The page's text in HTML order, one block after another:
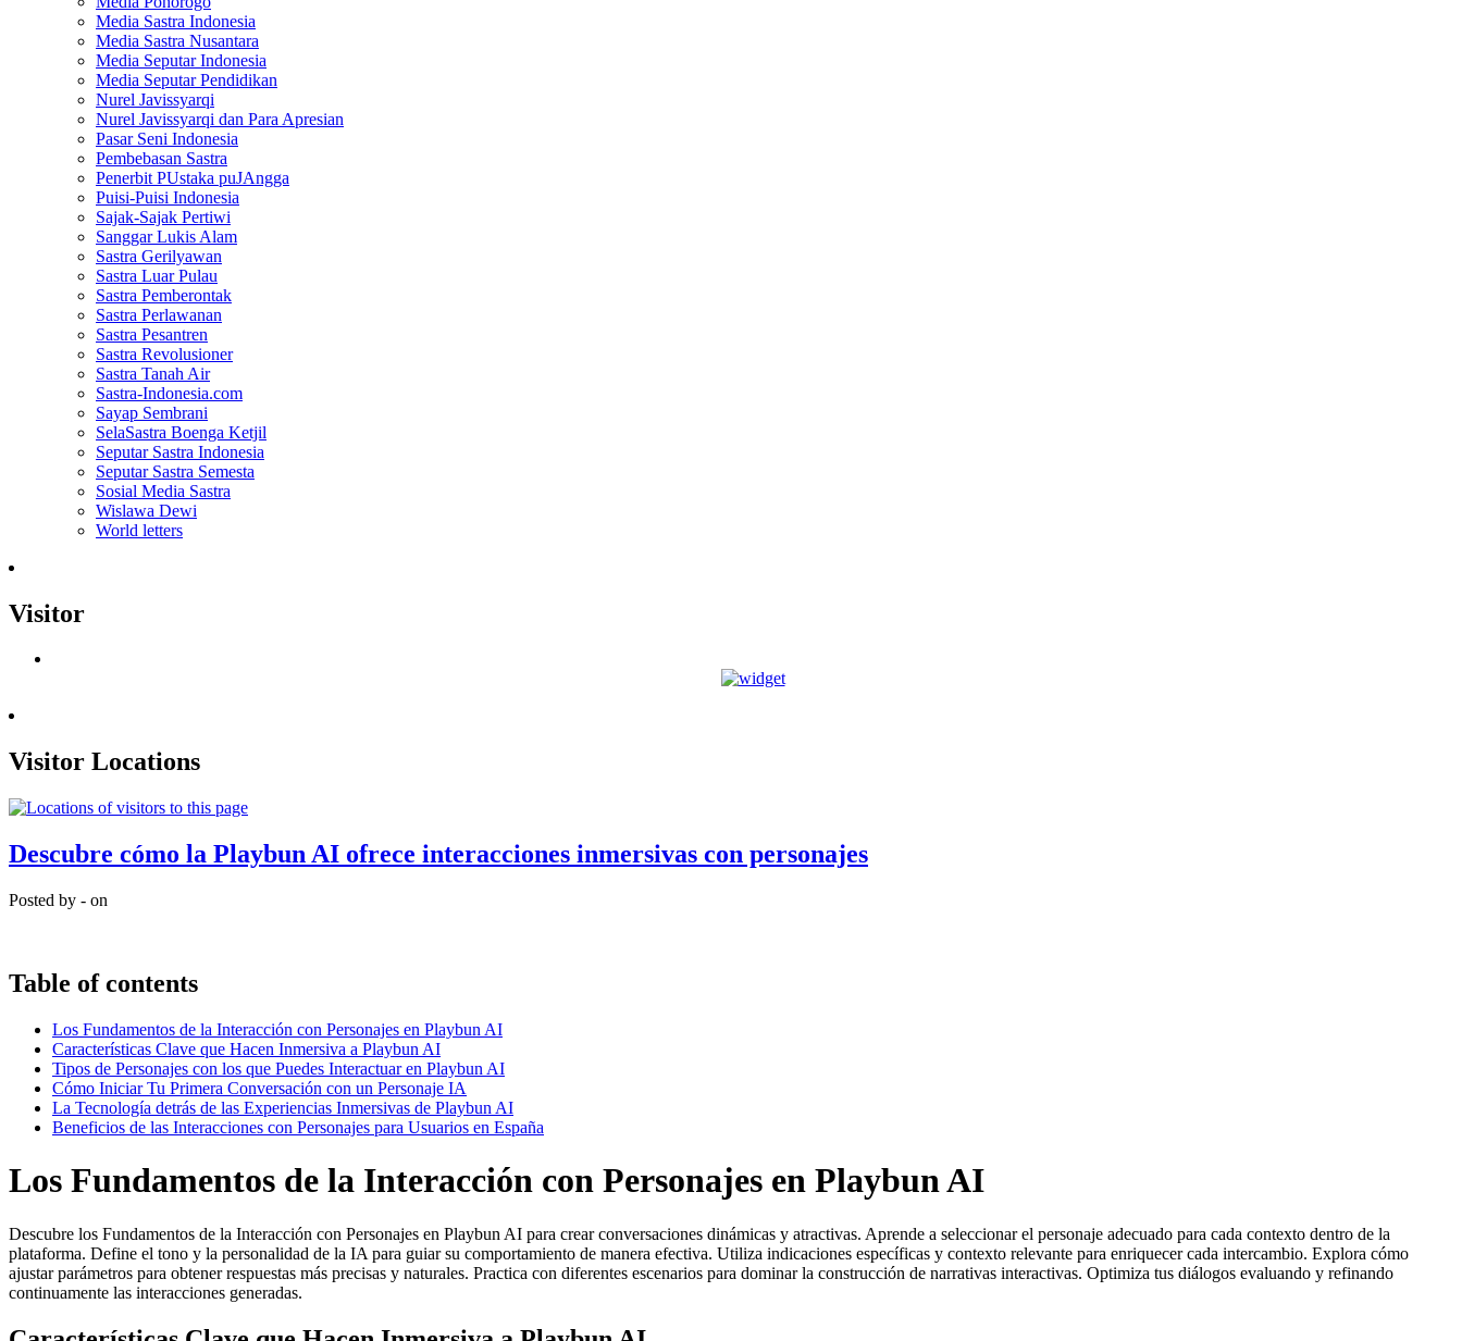
Media Sastra Indonesia
Media Sastra Nusantara
Media Seputar Indonesia
Media Seputar Pendidikan
Nurel Javissyarqi
Nurel Javissyarqi dan Para Apresian
Pasar Seni Indonesia
Pembebasan Sastra
Penerbit PUstaka puJAngga
Puisi-Puisi Indonesia
Sajak-Sajak Pertiwi
Sanggar Lukis Alam
Sastra Gerilyawan
Sastra Luar Pulau
Sastra Pemberontak
Sastra Perlawanan
Sastra Pesantren
Sastra Revolusioner
Sastra Tanah Air
Sastra-Indonesia.com
Sayap Sembrani
SelaSastra Boenga Ketjil
Seputar Sastra Indonesia
Seputar Sastra Semesta
Sosial Media Sastra
Wislawa Dewi
World letters
Visitor
Visitor Locations
Descubre cómo la Playbun AI ofrece interacciones inmersivas con personajes
Posted by - on
Table of contents
Los Fundamentos de la Interacción con Personajes en Playbun AI
Características Clave que Hacen Inmersiva a Playbun AI
Tipos de Personajes con los que Puedes Interactuar en Playbun AI
Cómo Iniciar Tu Primera Conversación con un Personaje IA
La Tecnología detrás de las Experiencias Inmersivas de Playbun AI
Beneficios de las Interacciones con Personajes para Usuarios en España
Los Fundamentos de la Interacción con Personajes en Playbun AI
Descubre los Fundamentos de la Interacción con Personajes en Playbun AI para crear conversaciones dinámicas y atractivas. Aprende a seleccionar el personaje adecuado para cada contexto dentro de la
plataforma. Define el tono y la personalidad de la IA para guiar su comportamiento de manera efectiva. Utiliza indicaciones específicas y contexto relevante para enriquecer cada intercambio. Explora cómo
ajustar parámetros para obtener respuestas más precisas y naturales. Practica con diferentes escenarios para dominar la construcción de narrativas interactivas. Optimiza tus diálogos evaluando y refinando
continuamente las interacciones generadas.